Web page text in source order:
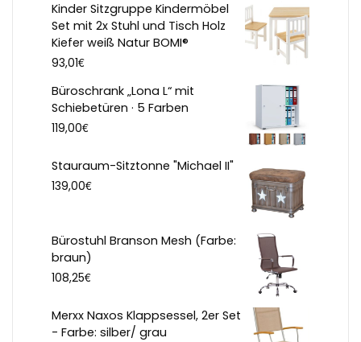
Kinder Sitzgruppe Kindermöbel
Set mit 2x Stuhl und Tisch Holz
Kiefer weiß Natur BOMI®
93,01€
Büroschrank „Lona L“ mit
Schiebetüren · 5 Farben
119,00€
Stauraum-Sitztonne "Michael II"
139,00€
Bürostuhl Branson Mesh (Farbe:
braun)
108,25€
Merxx Naxos Klappsessel, 2er Set
- Farbe: silber/ grau